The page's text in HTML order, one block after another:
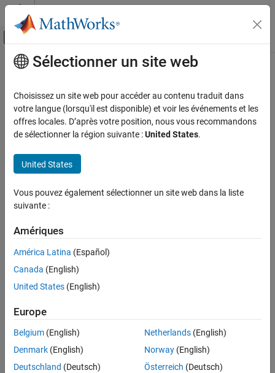
Passer au contenu
Activer/désactiver l'affichage du menu
Accueil de la documentation
Instrument Control Toolbox
Interface-Based Instrument Communication
flush
Examples
Version History
See Also
Contenu principal
flush
Clear buffers for communication using TCP/IP server
collapse all in page
Syntax
flush(t,"input")
flush(t,"output")
of the client connected to the TCP/IP server
example
flush(
flush(t,"output") flushes only the output buffer.
Examples
Sélectionner un site web
Choisissez un site web pour accéder au contenu traduit dans
votre langue (lorsqu'il est disponible) et voir les événements et les
offres locales. D’après votre position, nous vous recommandons
de sélectionner la région suivante :United States.
United States
Vous pouvez également sélectionner un site web dans la liste
suivante :
Amériques
América Latina (Español)
Canada (English)
United States (English)
Europe
Belgium (English)
Denmark (English)
Deutschland (Deutsch)
Netherlands(English)
Norway(English)
Österreich (Deutsch)